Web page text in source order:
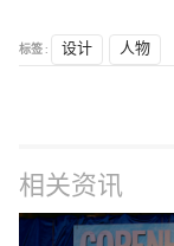
标签 : 设计 人物
相关资讯